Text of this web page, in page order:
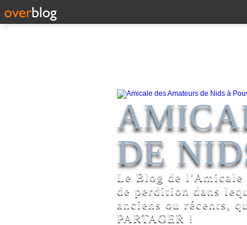
DE
Le Blog de l'Amicale
de perdition dans
anciens ou récents,
PARTAGER !